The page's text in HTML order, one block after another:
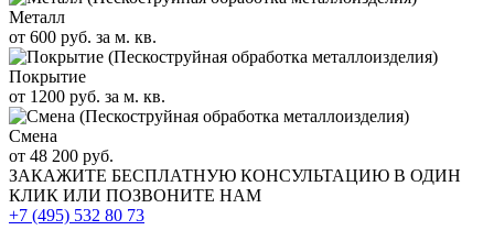
Металл
от 600 руб. за м. кв.
Покрытие
от 1200 руб. за м. кв.
Смена
от 48 200 руб.
ЗАКАЖИТЕ БЕСПЛАТНУЮ КОНСУЛЬТАЦИЮ В ОДИН
КЛИК ИЛИ ПОЗВОНИТЕ НАМ
+7 (495) 532 80 73